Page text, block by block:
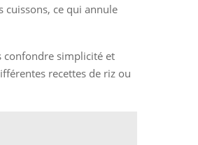
cuissons, ce qui annule
confondre simplicité et
recettes de riz ou